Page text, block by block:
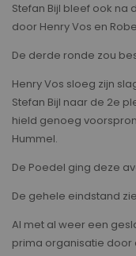
Stefan Bijl bleef ook
door Henry Vos en
De derde ronde zou
Henry Vos sloeg zijn
Stefan Bijl naar de 2e
hield genoeg
Hummel.
De Poedel ging deze
De gehele eindstand
Al met al weer een
prima organisatie door